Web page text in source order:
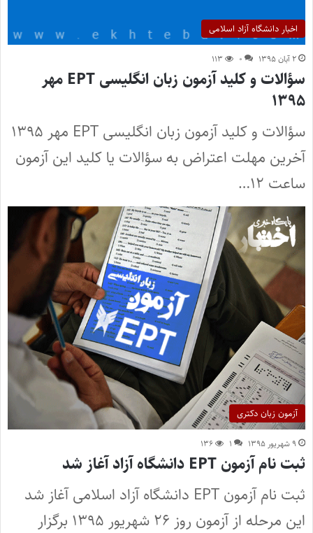
اخبار دانشگاه آزاد اسلامی
۲ آبان ۱۳۹۵ ۰ ۱۱۳
سؤالات و کلید آزمون زبان انگلیسی EPT مهر
۱۳۹۵
سؤالات و کلید آزمون زبان انگلیسی EPT مهر ۱۳۹۵
آخرین مهلت اعتراض به سؤالات یا کلید این آزمون
ساعت ۱۲…
آزمون زبان دکتری
۹ شهریور ۱۳۹۵ ۱ ۱۳۶
ثبت نام آزمون EPT دانشگاه آزاد آغاز شد
ثبت نام آزمون EPT دانشگاه آزاد اسلامی آغاز شد
این مرحله از آزمون روز ۲۶ شهریور ۱۳۹۵ برگزار